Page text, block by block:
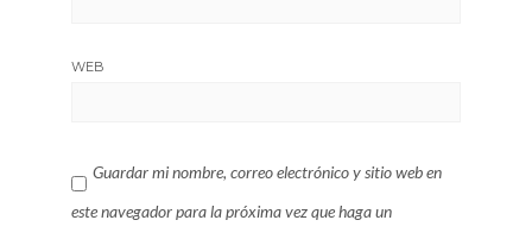
WEB
Guardar mi nombre, correo electrónico y sitio web en
este navegador para la próxima vez que haga un